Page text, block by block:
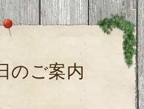
ご案内